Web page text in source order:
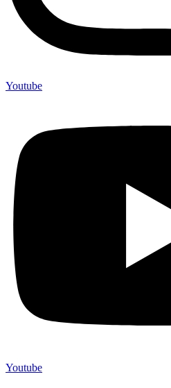
Youtube
Youtube